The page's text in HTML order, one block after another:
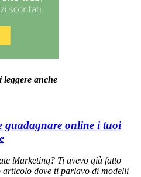
leggere anche
guadagnare online i tuoi
Marketing? Ti avevo già fatto
articolo dove ti parlavo di modelli